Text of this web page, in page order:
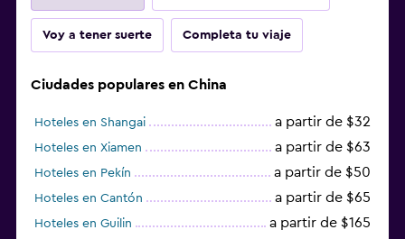
Voy a tener suerte Completa tu viaje
Ciudades populares en China
Hoteles en Shangai a partir de $32
Hoteles en Xiamen a partir de $63
Hoteles en Pekín a partir de $50
Hoteles en Cantón a partir de $65
Hoteles en Guilin a partir de $165